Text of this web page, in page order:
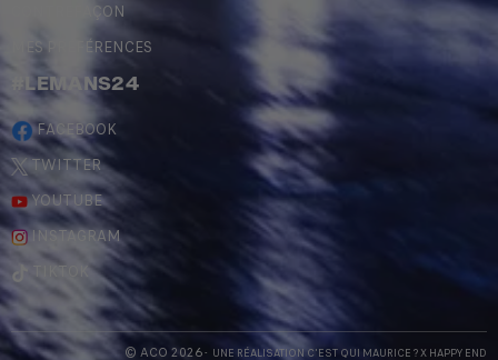
CONTREFAÇON
MES PRÉFÉRENCES
#LEMANS24
FACEBOOK
TWITTER
YOUTUBE
INSTAGRAM
TIKTOK
© ACO 2026- UNE RÉALISATIONC'EST QUI MAURICE ? X HAPPY END